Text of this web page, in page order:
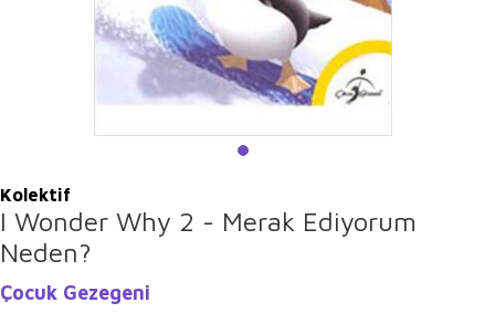
Kolektif
I Wonder Why 2 - Merak Ediyorum
Neden?
Çocuk Gezegeni